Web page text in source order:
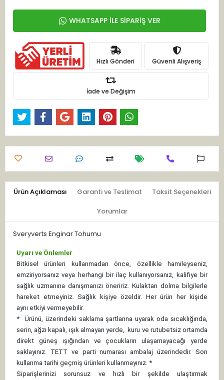
WHATSAPP İLE SİPARİŞ VER
Hızlı Gönderi Güvenli Alışveriş
İade ve Değişim
Ürün Açıklaması Garanti ve Teslimat Taksit Seçenekleri
Yorumlar
Sveryverts Enginar Tohumu
Uyarı ve Önlemler
Bitkisel ürünleri kullanmadan önce, özellikle hamileyseniz,
emziriyorsanız veya herhangi bir ilaç kullanıyorsanız, kalifiye bir
sağlık uzmanına danışmanızı öneririz. Kulaktan dolma bilgilerle
hareket etmeyiniz. Sağlık kişiye özeldir. Her ürün her kişide
aynı etkiyi vermeyebilir.
*
Ürünü, üzerindeki saklama şartlarına uyarak oda sıcaklığında,
serin, ağzı kapalı, ışık almayan yerde, kuru ve rutubetsiz ortamda
direkt güneş ışığından ve çocukların ulaşamayacağı yerde
saklayınız. TETT ve parti numarası ambalaj üzerindedir. Son
kullanma tarihi geçmiş ürünleri kullanmayınız. *
Siparişlerinizi sorunsuz ve hızlı bir şekilde ulaştırmak